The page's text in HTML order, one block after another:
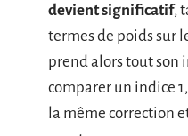
devient significatif,
termes de poids sur
prend alors tout son
comparer un indice
la même correction